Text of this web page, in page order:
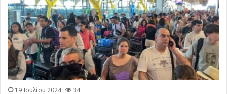
19 Ιουλίου 2024 34